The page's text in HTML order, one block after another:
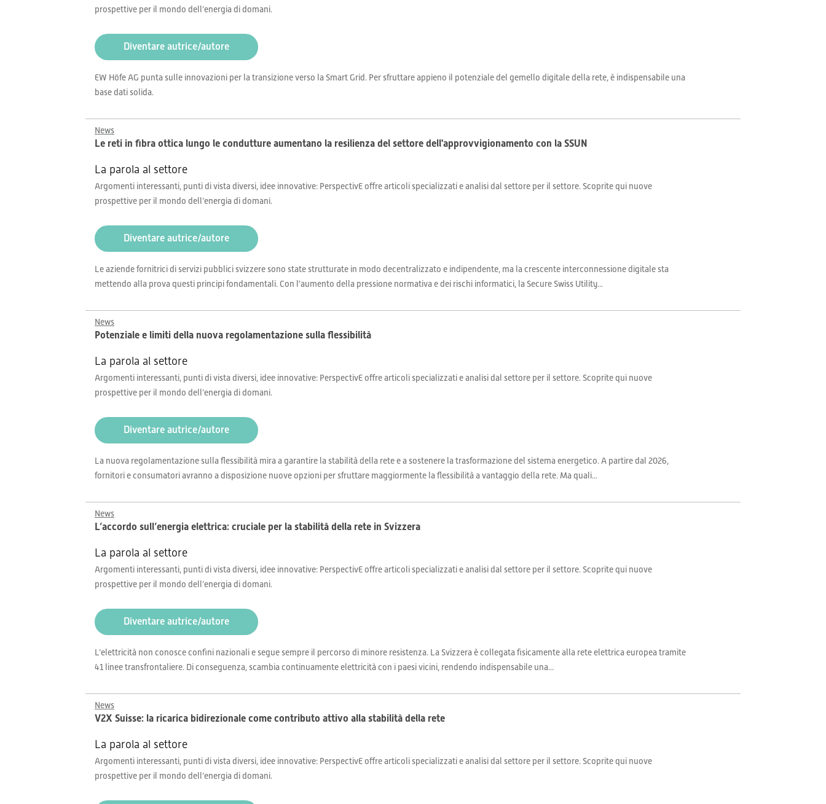
prospettive per il mondo dell’energia di domani.
Diventare autrice/autore
EW Höfe AG punta sulle innovazioni per la transizione verso la Smart Grid. Per sfruttare appieno il potenziale del gemello digitale della rete, è indispensabile una
base dati solida.
News
Le reti in fibra ottica lungo le condutture aumentano la resilienza del settore dell'approvvigionamento con la SSUN
La parola al settore
Argomenti interessanti, punti di vista diversi, idee innovative: PerspectivE offre articoli specializzati e analisi dal settore per il settore. Scoprite qui nuove
prospettive per il mondo dell’energia di domani.
Diventare autrice/autore
Le aziende fornitrici di servizi pubblici svizzere sono state strutturate in modo decentralizzato e indipendente, ma la crescente interconnessione digitale sta
mettendo alla prova questi principi fondamentali. Con l'aumento della pressione normativa e dei rischi informatici, la Secure Swiss Utility...
News
Potenziale e limiti della nuova regolamentazione sulla flessibilità
La parola al settore
Argomenti interessanti, punti di vista diversi, idee innovative: PerspectivE offre articoli specializzati e analisi dal settore per il settore. Scoprite qui nuove
prospettive per il mondo dell’energia di domani.
Diventare autrice/autore
La nuova regolamentazione sulla flessibilità mira a garantire la stabilità della rete e a sostenere la trasformazione del sistema energetico. A partire dal 2026,
fornitori e consumatori avranno a disposizione nuove opzioni per sfruttare maggiormente la flessibilità a vantaggio della rete. Ma quali...
News
L’accordo sull’energia elettrica: cruciale per la stabilità della rete in Svizzera
La parola al settore
Argomenti interessanti, punti di vista diversi, idee innovative: PerspectivE offre articoli specializzati e analisi dal settore per il settore. Scoprite qui nuove
prospettive per il mondo dell’energia di domani.
Diventare autrice/autore
L’elettricità non conosce confini nazionali e segue sempre il percorso di minore resistenza. La Svizzera è collegata fisicamente alla rete elettrica europea tramite
41 linee transfrontaliere. Di conseguenza, scambia continuamente elettricità con i paesi vicini, rendendo indispensabile una...
News
V2X Suisse: la ricarica bidirezionale come contributo attivo alla stabilità della rete
La parola al settore
Argomenti interessanti, punti di vista diversi, idee innovative: PerspectivE offre articoli specializzati e analisi dal settore per il settore. Scoprite qui nuove
prospettive per il mondo dell’energia di domani.